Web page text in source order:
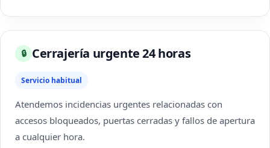
🔒 Cerrajería urgente 24 horas
Servicio habitual
Atendemos incidencias urgentes relacionadas con
accesos bloqueados, puertas cerradas y fallos de apertura
a cualquier hora.